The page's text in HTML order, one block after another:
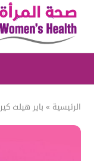
الرئيسية » باير هيلث كير